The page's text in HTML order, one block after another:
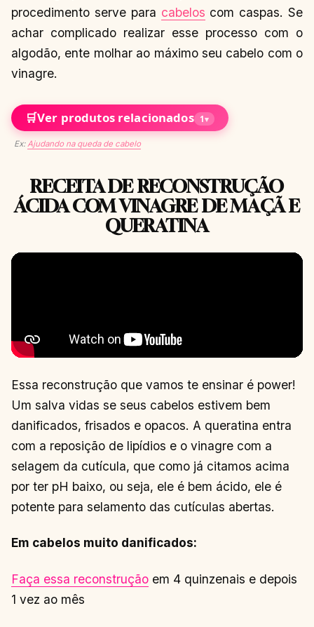
procedimento serve para cabelos com caspas. Se
achar complicado realizar esse processo com o
algodão, ente molhar ao máximo seu cabelo com o
vinagre.
🛒Ver produtos relacionados 1▾
Ex: Ajudando na queda de cabelo
RECEITA DE RECONSTRUÇÃO
ÁCIDA COM VINAGRE DE MAÇÃ E
QUERATINA
Essa reconstrução que vamos te ensinar é power!
Um salva vidas se seus cabelos estivem bem
danificados, frisados e opacos. A queratina entra
com a reposição de lipídios e o vinagre com a
selagem da cutícula, que como já citamos acima
por ter pH baixo, ou seja, ele é bem ácido, ele é
potente para selamento das cutículas abertas.
Em cabelos muito danificados:
Faça essa reconstrução em 4 quinzenais e depois
1 vez ao mês